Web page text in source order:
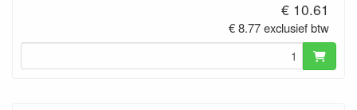
€ 10.61
€ 8.77 exclusief btw